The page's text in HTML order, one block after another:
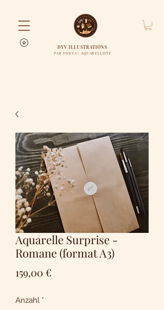
DYV ILLUSTRATIONS
PAR DERYA | AQUARELLISTE
Aquarelle Surprise -
Romane (format A3)
159,00 €
Anzahl *